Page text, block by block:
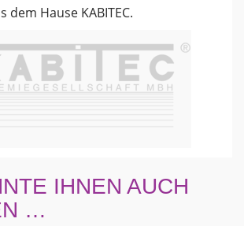
dem Hause KABITEC.
IHNEN AUCH
…